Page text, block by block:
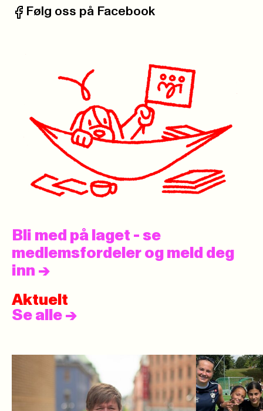
Facebook:
Følg oss på Facebook
Bli med på laget - se
medlemsfordeler og meld deg
inn ->
Aktuelt
Se alle ->